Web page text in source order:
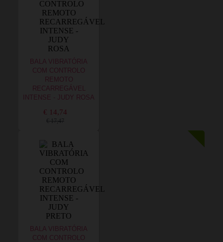
BALA VIBRATÓRIA
COM CONTROLO
REMOTO
RECARREGÁVEL
INTENSE - JUDY ROSA
€ 14,74
€ 17,47
BALA VIBRATÓRIA
COM CONTROLO